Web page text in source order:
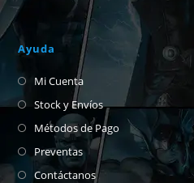
Ayuda
Mi Cuenta
Stock y Envíos
Métodos de Pago
Preventas
Contáctanos